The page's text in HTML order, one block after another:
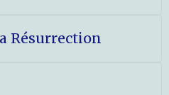
Résurrection